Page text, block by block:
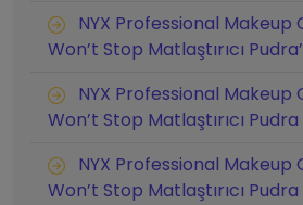
NYX Professional Makeup
Won’t Stop Matlaştırıcı
NYX Professional Makeup
Won’t Stop Matlaştırıcı Pudra
NYX Professional Makeup
Won’t Stop Matlaştırıcı Pudra